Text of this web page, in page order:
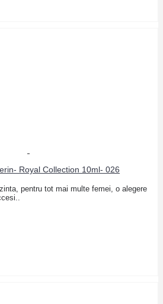
Royal Collection 10ml- 026
pentru tot mai multe femei, o alegere